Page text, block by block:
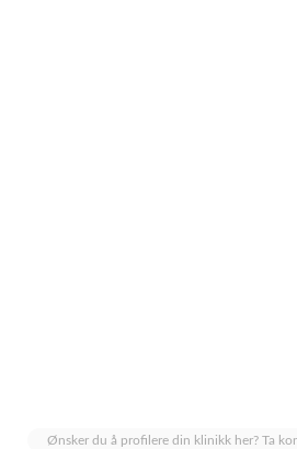
Ønsker du å profilere din klinikk her? Ta